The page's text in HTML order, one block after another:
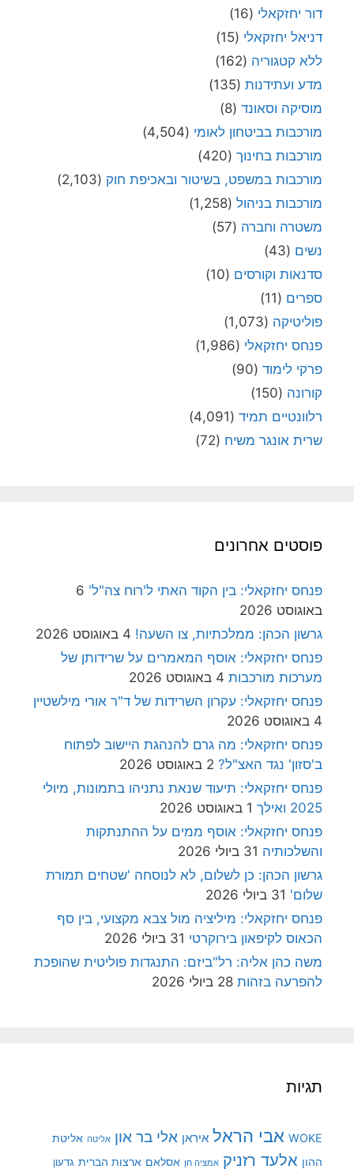
דור יחזקאלי (16)
דניאל יחזקאלי (15)
ללא קטגוריה (162)
מדע ועתידנות (135)
מוסיקה וסאונד (8)
מורכבות בביטחון לאומי (4,504)
מורכבות בחינוך (420)
מורכבות במשפט, בשיטור ובאכיפת חוק (2,103)
מורכבות בניהול (1,258)
משטרה וחברה (57)
נשים (43)
סדנאות וקורסים (10)
ספרים (11)
פוליטיקה (1,073)
פנחס יחזקאלי (1,986)
פרקי לימוד (90)
קורונה (150)
רלוונטיים תמיד (4,091)
שרית אונגר משיח (72)
פוסטים אחרונים
פנחס יחזקאלי: בין הקוד האתי ל'רוח צה"ל' 6
באוגוסט 2026
גרשון הכהן: ממלכתיות, צו השעה! 4 באוגוסט 2026
פנחס יחזקאלי: אוסף המאמרים על שרידותן של
מערכות מורכבות 4 באוגוסט 2026
פנחס יחזקאלי: עקרון השרידות של ד"ר אורי מילשטיין
4 באוגוסט 2026
פנחס יחזקאלי: מה גרם להנהגת היישוב לפתוח
ב'סזון' נגד האצ"ל? 2 באוגוסט 2026
פנחס יחזקאלי: תיעוד שנאת נתניהו בתמונות, מיולי
2025 ואילך
1 באוגוסט 2026
פנחס יחזקאלי: אוסף ממים על ההתנתקות
והשלכותיה 31 ביולי 2026
גרשון הכהן: כן לשלום, לא לנוסחה 'שטחים תמורת
שלום' 31 ביולי 2026
פנחס יחזקאלי: מיליציה מול צבא מקצועי, בין סף
הכאוס לקיפאון בירוקרטי 31 ביולי 2026
משה כהן אליה: רל"ביזם: התנגדות פוליטית שהופכת
להפרעה בזהות 28 ביולי 2026
תגיות
WOKE אבי הראל איראן אלי בר און אליטה אליטת
ההון אלעד רזניק אמציה חן אסלאם ארצות הברית גדעון